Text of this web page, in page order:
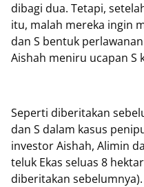
dibagi dua. Tetapi,
itu, malah mereka ingin
dan S bentuk
Aishah meniru ucapan S
Seperti diberitakan
dan S dalam kasus
investor Aishah, Alimin
teluk Ekas seluas 8
diberitakan